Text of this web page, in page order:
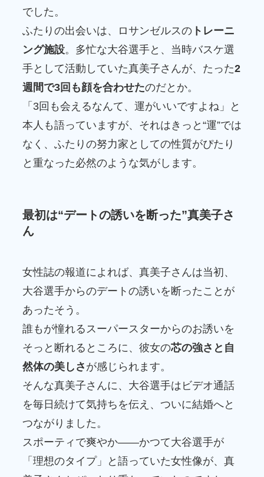
でした。
ふたりの出会いは、ロサンゼルスのトレーニ
ング施設。多忙な大谷選手と、当時バスケ選
手として活動していた真美子さんが、たった2
週間で3回も顔を合わせたのだとか。
「3回も会えるなんて、運がいいですよね」と
本人も語っていますが、それはきっと“運”では
なく、ふたりの努力家としての性質がぴたり
と重なった必然のような気がします。
最初は“デートの誘いを断った”真美子さ
ん
女性誌の報道によれば、真美子さんは当初、
大谷選手からのデートの誘いを断ったことが
あったそう。
誰もが憧れるスーパースターからのお誘いを
そっと断れるところに、彼女の芯の強さと自
然体の美しさ が感じられます。
そんな真美子さんに、大谷選手はビデオ通話
を毎日続けて気持ちを伝え、ついに結婚へと
つながりました。
スポーティで爽やか――かつて大谷選手が
「理想のタイプ」と語っていた女性像が、真